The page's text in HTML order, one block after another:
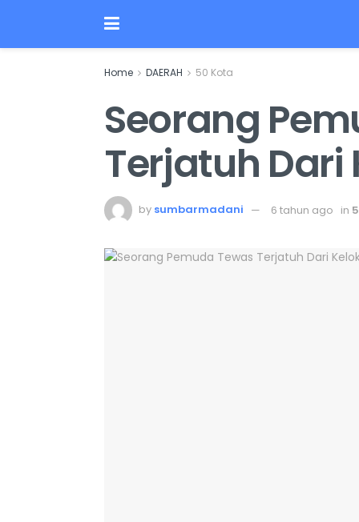
Home DAERAH 50 Kota
Seorang
Terjatuh Dari
by sumbarmadani 6 tahun ago in